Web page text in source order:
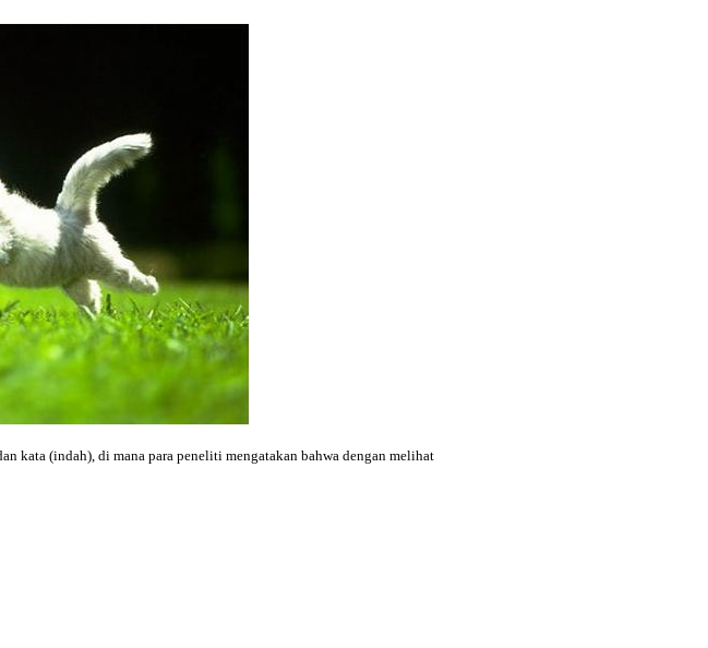
kata (indah), di mana para peneliti mengatakan bahwa dengan melihat